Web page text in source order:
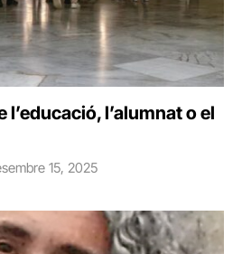
l’educació, l’alumnat o el
15, 2025